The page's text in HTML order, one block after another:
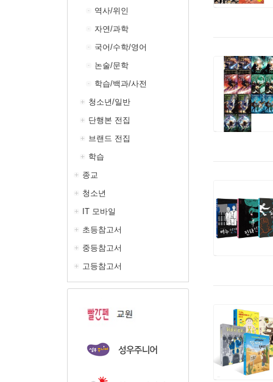
역사/위인
자연/과학
국어/수학/영어
논술/문학
학습/백과/사전
청소년/일반
단행본 전집
브랜드 전집
학습
종교
청소년
IT 모바일
초등참고서
중등참고서
고등참고서